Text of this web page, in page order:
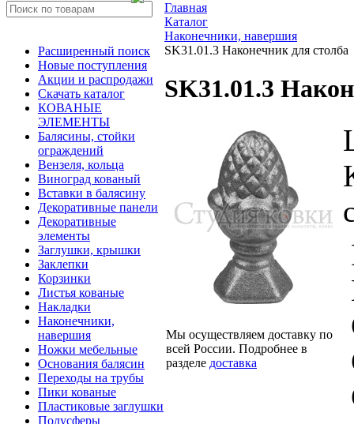
Расширенный поиск
Новые поступления
Акции и распродажи
Скачать каталог
КОВАНЫЕ
ЭЛЕМЕНТЫ
Балясины, стойки
ограждений
Вензеля, кольца
Виноград кованый
Вставки в балясину
Декоративные панели
Декоративные
элементы
Заглушки, крышки
Заклепки
Корзинки
Листья кованые
Накладки
Наконечники,
навершия
Ножки мебельные
Основания балясин
Переходы на трубы
Пики кованые
Пластиковые заглушки
Полусферы
Главная
Каталог
Наконечники, навершия
SK31.01.3 Наконечник для столба
SK31.01.3
Мы осуществляем доставку по
всей России. Подробнее в
разделе доставка